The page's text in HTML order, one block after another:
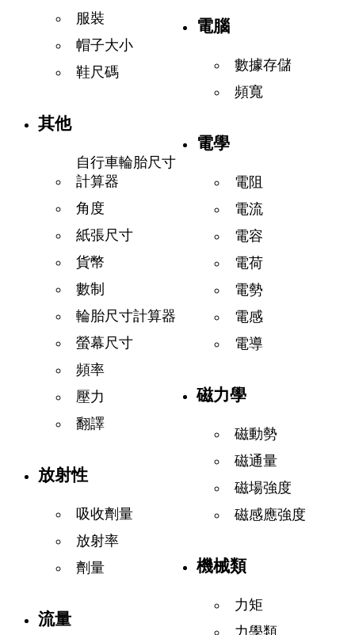
服裝
帽子大小
鞋尺碼
其他
自行車輪胎尺寸
計算器
角度
紙張尺寸
貨幣
數制
輪胎尺寸計算器
螢幕尺寸
頻率
壓力
翻譯
放射性
吸收劑量
放射率
劑量
流量
電腦
數據存儲
頻寬
電學
電阻
電流
電容
電荷
電勢
電感
電導
磁力學
磁動勢
磁通量
磁場強度
磁感應強度
機械類
力矩